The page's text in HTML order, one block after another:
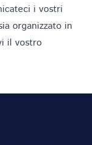
i vostri
organizzato in
il vostro